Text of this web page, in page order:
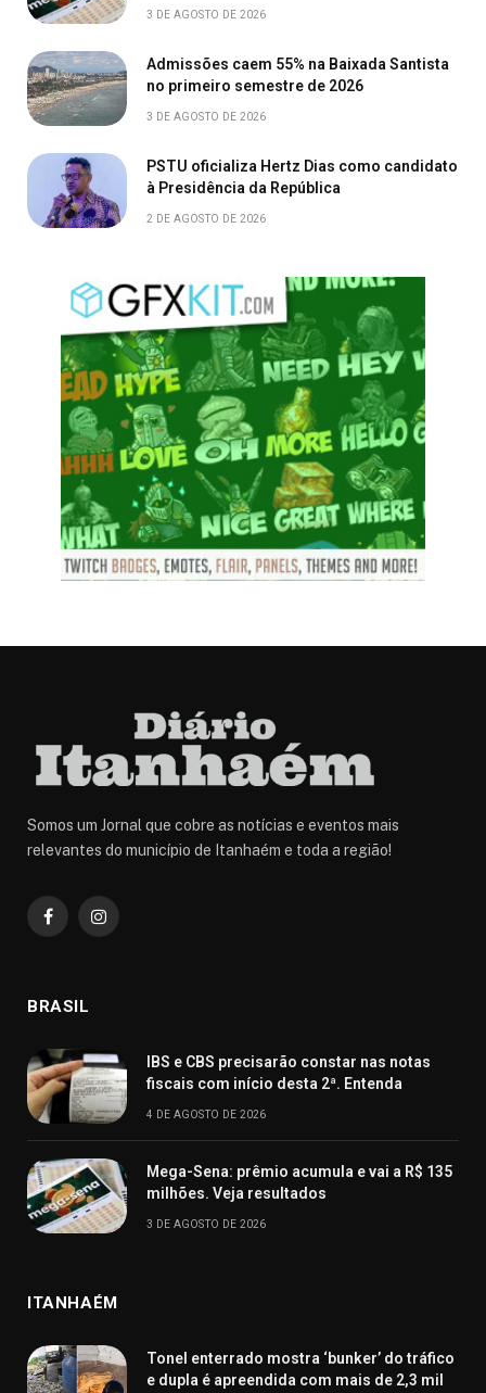
3 DE AGOSTO DE 2026
Admissões caem 55% na Baixada Santista
no primeiro semestre de 2026
3 DE AGOSTO DE 2026
PSTU oficializa Hertz Dias como candidato
à Presidência da República
2 DE AGOSTO DE 2026
Somos um Jornal que cobre as notícias e eventos mais
relevantes do município de Itanhaém e toda a região!
FacebookInstagram
BRASIL
IBS e CBS precisarão constar nas notas
fiscais com início desta 2ª. Entenda
4 DE AGOSTO DE 2026
Mega-Sena: prêmio acumula e vai a R$ 135
milhões. Veja resultados
3 DE AGOSTO DE 2026
ITANHAÉM
Tonel enterrado mostra ‘bunker’ do tráfico
e dupla é apreendida com mais de 2,3 mil